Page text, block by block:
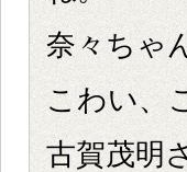
奈々ちゃ
こわい、
古賀茂明